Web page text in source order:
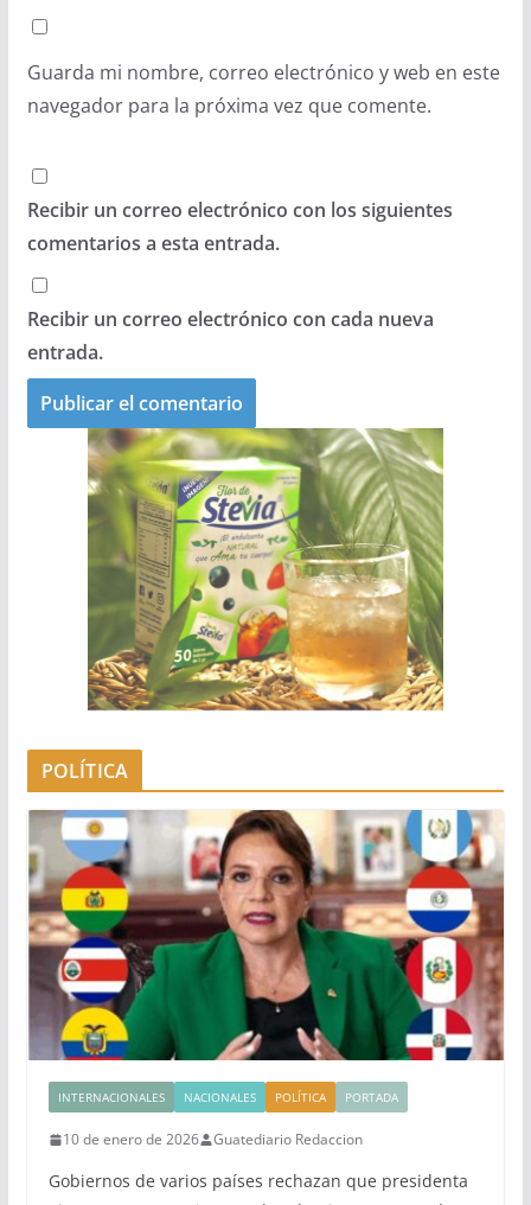
Guarda mi nombre, correo electrónico y web en este
navegador para la próxima vez que comente.
Recibir un correo electrónico con los siguientes
comentarios a esta entrada.
Recibir un correo electrónico con cada nueva
entrada.
POLÍTICA
INTERNACIONALES NACIONALES POLÍTICA PORTADA
10 de enero de 2026 Guatediario Redaccion
Gobiernos de varios países rechazan que presidenta